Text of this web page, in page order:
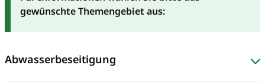
gewünschte Themengebiet aus:
Abwasserbeseitigung